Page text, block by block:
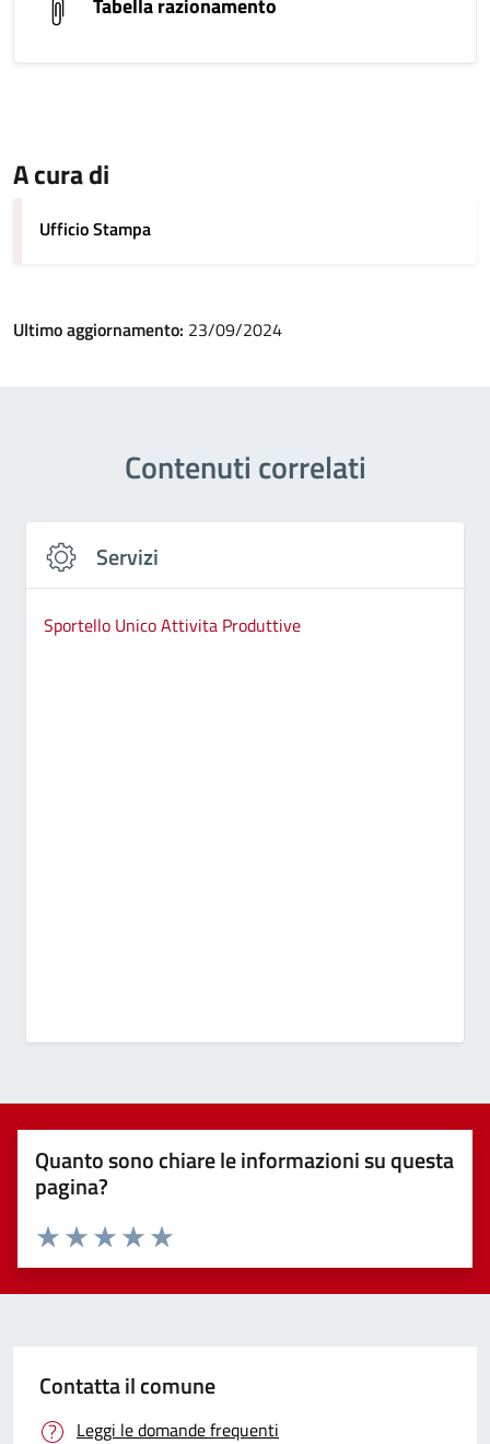
Tabella razionamento
A cura di
Ufficio Stampa
Ultimo aggiornamento: 23/09/2024
Contenuti correlati
Servizi
Sportello Unico Attivita Produttive
Quanto sono chiare le informazioni su questa
pagina?
Valuta 5 stelle su 5
Valuta 4 stelle su 5
Valuta 3 stelle su 5
Valuta 2 stelle su 5
Valuta 1 stelle su 5
Contatta il comune
Leggi le domande frequenti